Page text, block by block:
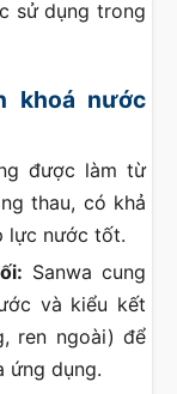
sử dụng trong
khoá nước
được làm từ
thau, có khả
lực nước tốt.
Sanwa cung
và kiểu kết
ren ngoài) để
ứng dụng.